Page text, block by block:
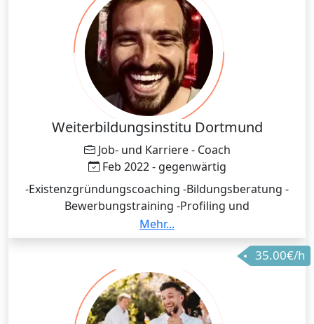
Weiterbildungsinstitu Dortmund
Job- und Karriere - Coach
Feb 2022 - gegenwärtig
-Existenzgründungscoaching -Bildungsberatung -
Bewerbungstraining -Profiling und
Persönlichkeitsentwicklung -Wiedereinstieg in den
Beruf
Mehr...
35.00€/h